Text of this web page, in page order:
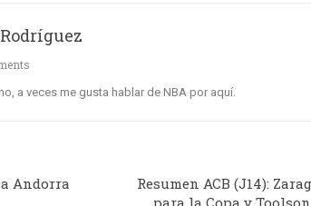
a veces me gusta hablar de NBA por aquí.
Andorra
Resumen ACB (J14):